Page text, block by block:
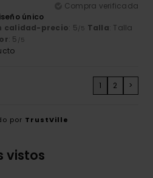
Compra verificada
único
calidad-precio: 5/5 Talla: Talla
: 5 /5
1 2 >
por TrustVille
vistos